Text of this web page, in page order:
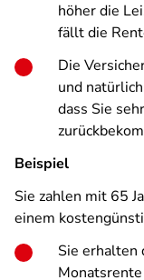
höher die
fällt die
Die
und
dass Sie
Beispiel
Sie zahlen mit 65
einem
Sie erhalten